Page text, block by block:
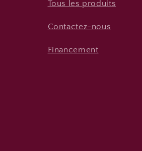
Tous les produits
Contactez-nous
Financement